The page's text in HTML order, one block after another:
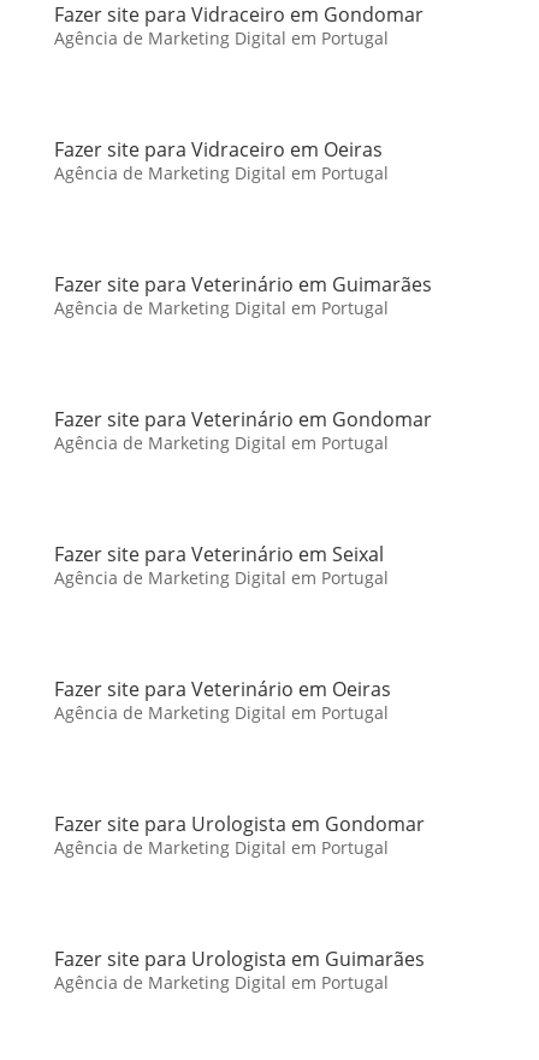
Fazer site para Vidraceiro em Gondomar
Agência de Marketing Digital em Portugal
Fazer site para Vidraceiro em Oeiras
Agência de Marketing Digital em Portugal
Fazer site para Veterinário em Guimarães
Agência de Marketing Digital em Portugal
Fazer site para Veterinário em Gondomar
Agência de Marketing Digital em Portugal
Fazer site para Veterinário em Seixal
Agência de Marketing Digital em Portugal
Fazer site para Veterinário em Oeiras
Agência de Marketing Digital em Portugal
Fazer site para Urologista em Gondomar
Agência de Marketing Digital em Portugal
Fazer site para Urologista em Guimarães
Agência de Marketing Digital em Portugal